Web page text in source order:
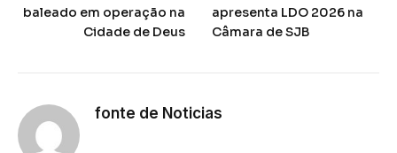
baleado em operação na
Cidade de Deus
apresenta LDO 2026 na
Câmara de SJB
fonte de Noticias